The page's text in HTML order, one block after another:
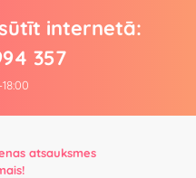
internetā:
357
atsauksmes